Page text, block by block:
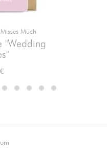
Much
"Wedding